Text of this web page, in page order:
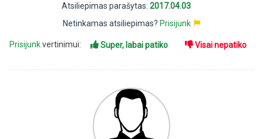
Atsiliepimas parašytas: 2017.04.03
Netinkamas atsiliepimas? Prisijunk
Prisijunkvertinimui: Super, labai patiko Visai nepatiko